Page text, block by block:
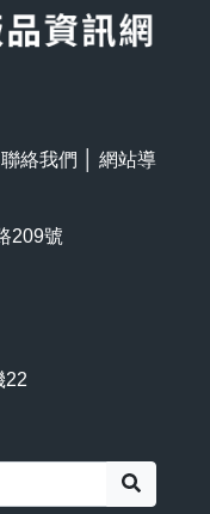
聯絡我們
網站導
209號
22